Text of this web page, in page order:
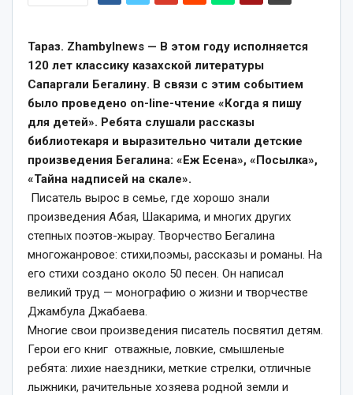
Тараз. Zhambylnews — В этом году исполняется
120 лет классику казахской литературы
Сапаргали Бегалину. В связи с этим событием
было проведено on-line-чтение «Когда я пишу
для детей». Ребята слушали рассказы
библиотекаря и выразительно читали детские
произведения Бегалина: «Еж Есена», «Посылка»,
«Тайна надписей на скале».
Писатель вырос в семье, где хорошо знали
произведения Абая, Шакарима, и многих других
степных поэтов-жырау. Творчество Бегалина
многожанровое: стихи,поэмы, рассказы и романы. На
его стихи создано около 50 песен. Он написал
великий труд — монографию о жизни и творчестве
Джамбула Джабаева.
Многие свои произведения писатель посвятил детям.
Герои его книг отважные, ловкие, смышленые
ребята: лихие наездники, меткие стрелки, отличные
лыжники, рачительные хозяева родной земли и